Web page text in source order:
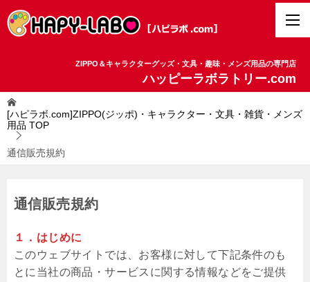
ZIPPO＆キャラクターグッズ・文具・趣味・メンズ用品の専門店
ハッピーラボラトリー.com
[ハピラボ.com]ZIPPO(ジッポ)・キャラクター・文具・雑貨・メンズ
用品 TOP
通信販売規約
通信販売規約
１．はじめに
このウェブサイトでは、お客様に対して下記条件のも
とに当社の商品・サービスに関する情報などをご提供